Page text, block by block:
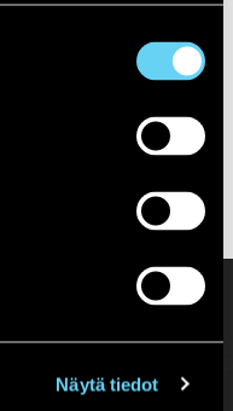
Näytä tiedot